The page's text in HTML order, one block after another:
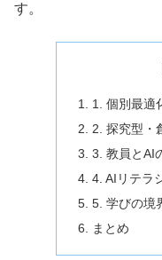
す。
1. 個別最適
2. 探究型・
3. 教員とAI
4. AIリテラ
5. 学びの境
まとめ